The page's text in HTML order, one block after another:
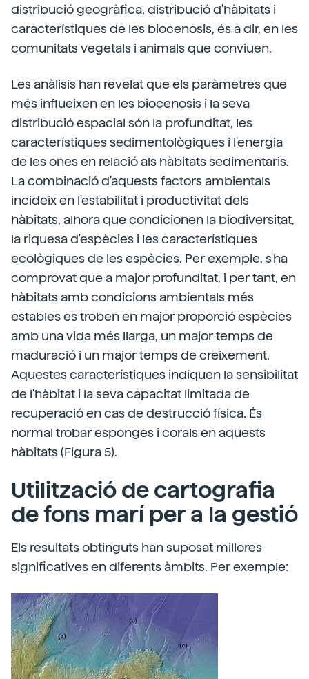
distribució geogràfica, distribució d'hàbitats i
característiques de les biocenosis, és a dir, en les
comunitats vegetals i animals que conviuen.
Les anàlisis han revelat que els paràmetres que
més influeixen en les biocenosis i la seva
distribució espacial són la profunditat, les
característiques sedimentològiques i l'energia
de les ones en relació als hàbitats sedimentaris.
La combinació d'aquests factors ambientals
incideix en l'estabilitat i productivitat dels
hàbitats, alhora que condicionen la biodiversitat,
la riquesa d'espècies i les característiques
ecològiques de les espècies. Per exemple, s'ha
comprovat que a major profunditat, i per tant, en
hàbitats amb condicions ambientals més
estables es troben en major proporció espècies
amb una vida més llarga, un major temps de
maduració i un major temps de creixement.
Aquestes característiques indiquen la sensibilitat
de l'hàbitat i la seva capacitat limitada de
recuperació en cas de destrucció física. És
normal trobar esponges i corals en aquests
hàbitats (Figura 5).
Utilització de cartografia
de fons marí per a la gestió
Els resultats obtinguts han suposat millores
significatives en diferents àmbits. Per exemple: